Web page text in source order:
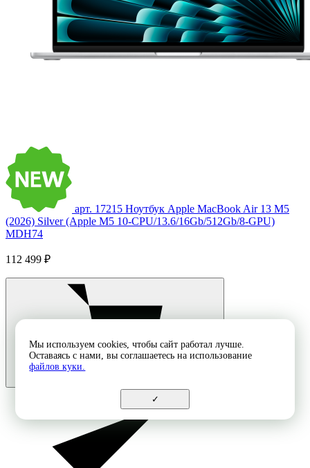
арт. 17215 Ноутбук Apple MacBook Air 13 M5
(2026) Silver (Apple M5 10-CPU/13.6/16Gb/512Gb/8-GPU)
MDH74
112 499 ₽
Мы используем cookies, чтобы сайт работал лучше.
Оставаясь с нами, вы соглашаетесь на использование
файлов куки.
✓